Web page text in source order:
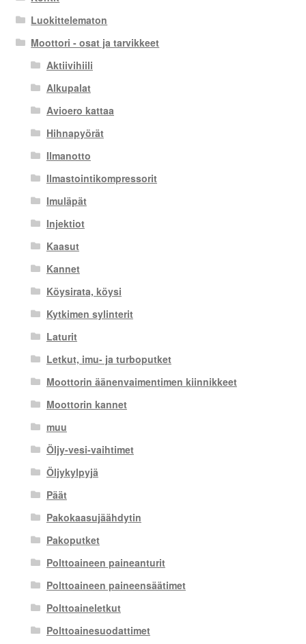
Luokittelematon
Moottori - osat ja tarvikkeet
Aktiivihiili
Alkupalat
Avioero kattaa
Hihnapyörät
Ilmanotto
Ilmastointikompressorit
Imuläpät
Injektiot
Kaasut
Kannet
Köysirata, köysi
Kytkimen sylinterit
Laturit
Letkut, imu- ja turboputket
Moottorin äänenvaimentimen kiinnikkeet
Moottorin kannet
muu
Öljy-vesi-vaihtimet
Öljykylpyjä
Päät
Pakokaasujäähdytin
Pakoputket
Polttoaineen paineanturit
Polttoaineen paineensäätimet
Polttoaineletkut
Polttoainesuodattimet